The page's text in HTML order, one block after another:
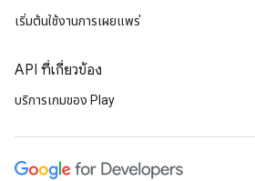
เริ่มต้นใช้งานการเผยแพร่
API ที่เกี่ยวข้อง
บริการเกมของ Play